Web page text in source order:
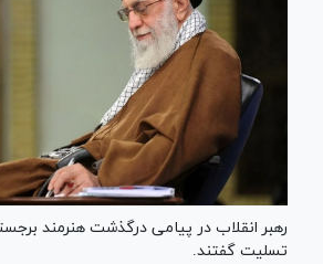
رهبر انقلاب در پیامی درگذشت هنرمند
تسلیت گفتند.